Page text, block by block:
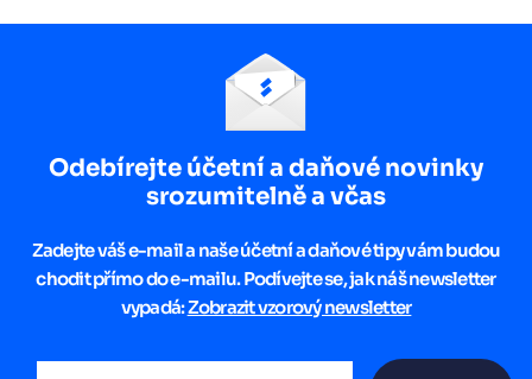
Odebírejte účetní a daňové novinky
srozumitelně a včas
Zadejte váš e-mail a naše účetní a daňové tipy vám budou
chodit přímo do e-mailu. Podívejte se, jak náš newsletter
vypadá:Zobrazit vzorový newsletter